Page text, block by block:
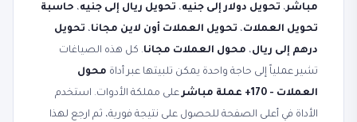
مباشر، تحويل دولار إلى جنيه، تحويل ريال إلى جنيه، حاسبة
تحويل العملات، تحويل العملات أون لاين مجانا، تحويل
درهم إلى ريال، محول العملات مجانا. كل هذه الصياغات
تشير عملياً إلى حاجة واحدة يمكن تلبيتها عبر أداة محول
العملات - 170+ عملة مباشر
على مملكة الأدوات. استخدم
الأداة في أعلى الصفحة للحصول على نتيجة فورية، ثم ارجع لهذا